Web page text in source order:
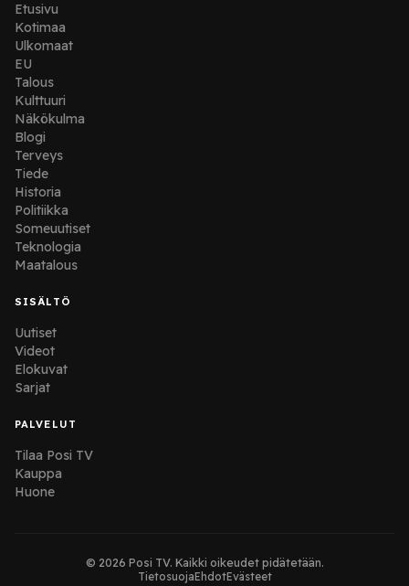
Etusivu
Kotimaa
Ulkomaat
EU
Talous
Kulttuuri
Näkökulma
Blogi
Terveys
Tiede
Historia
Politiikka
Someuutiset
Teknologia
Maatalous
SISÄLTÖ
Uutiset
Videot
Elokuvat
Sarjat
PALVELUT
Tilaa Posi TV
Kauppa
Huone
© 2026 Posi TV. Kaikki oikeudet pidätetään.
TietosuojaEhdotEvästeet